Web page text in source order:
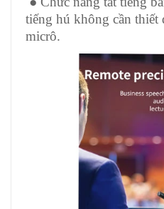
tiếng hú không cần thiết
micrô.